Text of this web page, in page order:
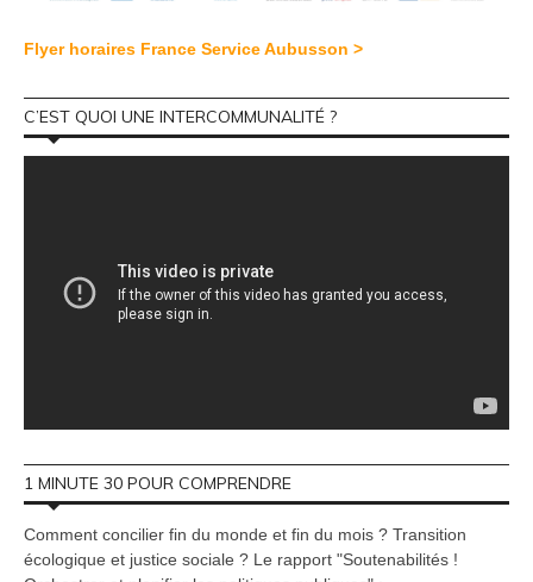
Flyer horaires France Service Aubusson >
C’EST QUOI UNE INTERCOMMUNALITÉ ?
1 MINUTE 30 POUR COMPRENDRE
Comment concilier fin du monde et fin du mois ? Transition
écologique et justice sociale ? Le rapport "Soutenabilités !